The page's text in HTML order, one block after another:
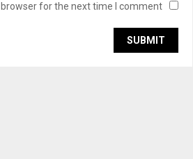
for the next time I comment.